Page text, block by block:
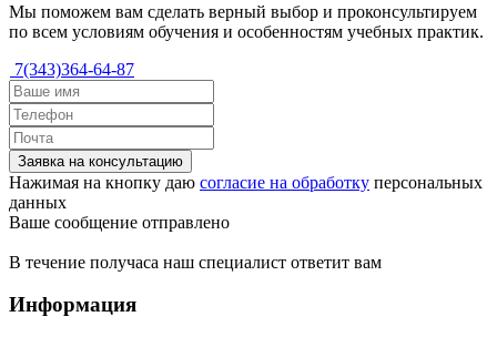
Мы поможем вам сделать верный выбор и проконсультируем
по всем условиям обучения и особенностям учебных практик.
7(343)364-64-87
Заявка на консультацию
Нажимая на кнопку даю согласие на обработку персональных
данных
Ваше сообщение отправлено
В течение получаса наш специалист ответит вам
Информация